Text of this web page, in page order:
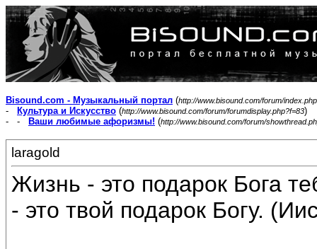
Bisound.com - Музыкальный портал (http://www.bisound.com/forum/index.php
- Культура и Искусство (http://www.bisound.com/forum/forumdisplay.php?f=83)
- -
Ваши любимые афоризмы! (http://www.bisound.com/forum/
laragold
Жизнь - это подарок Бога
- это твой подарок Богу.